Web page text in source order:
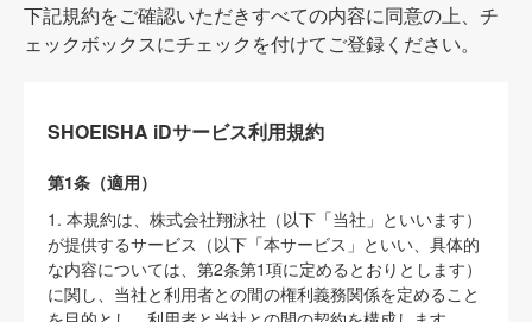
下記規約をご確認いただきすべての内容に同意の上、チ
ェックボックスにチェックを付けてご登録ください。
SHOEISHA iDサービス利用規約
第1条（適用）
1. 本規約は、株式会社翔泳社（以下「当社」といいます）
が提供するサービス（以下「本サービス」といい、具体的
な内容については、第2条第1項に定めるとおりとします）
に関し、当社と利用者との間の権利義務関係を定めること